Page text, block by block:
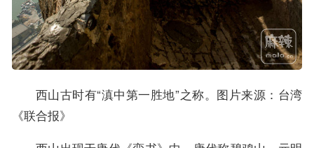
西山古时有“滇中第一胜地”之称。图片来源：台湾
《联合报》